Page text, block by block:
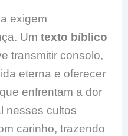
exigem
Umtexto bíblico
transmitir consolo,
eterna e oferecer
enfrentam a dor
nesses cultos
carinho, trazendo